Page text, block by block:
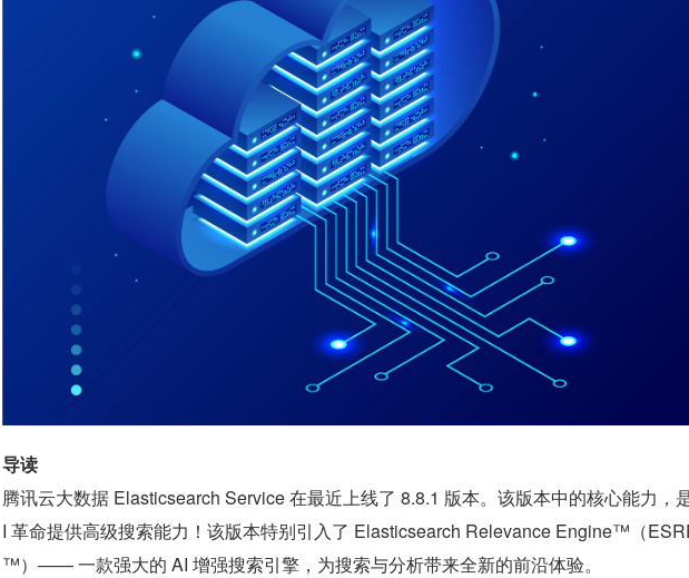
导读
腾讯云大数据 Elasticsearch Service 在最近上线了 8.8.1 版本。该版本中的核心能力，
I 革命提供高级搜索能力！该版本特别引入了 Elasticsearch Relevance Engine™（
™）—— 一款强大的 AI 增强搜索引擎，为搜索与分析带来全新的前沿体验。